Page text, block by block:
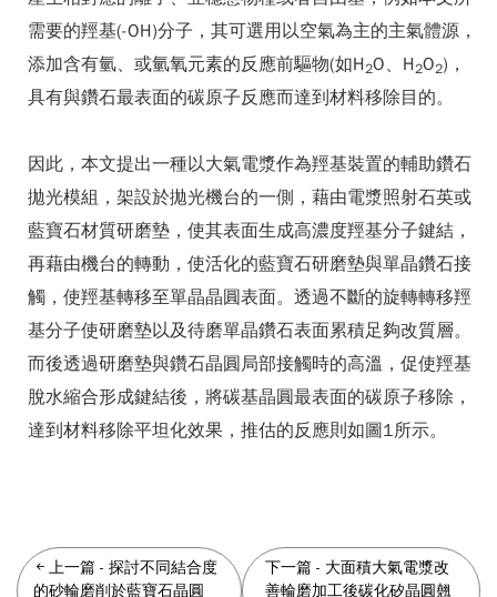
需要的羥基(-OH)分子，其可選用以空氣為主的主氣體源，
添加含有氫、或氫氧元素的反應前驅物(如H2O、H2O2)，
具有與鑽石最表面的碳原子反應而達到材料移除目的。
因此，本文提出一種以大氣電漿作為羥基裝置的輔助鑽石
拋光模組，架設於拋光機台的一側，藉由電漿照射石英或
藍寶石材質研磨墊，使其表面生成高濃度羥基分子鍵結，
再藉由機台的轉動，使活化的藍寶石研磨墊與單晶鑽石接
觸，使羥基轉移至單晶晶圓表面。透過不斷的旋轉轉移羥
基分子使研磨墊以及待磨單晶鑽石表面累積足夠改質層。
而後透過研磨墊與鑽石晶圓局部接觸時的高溫，促使羥基
脫水縮合形成鍵結後，將碳基晶圓最表面的碳原子移除，
達到材料移除平坦化效果，推估的反應則如圖1所示。
上一篇 - 探討不同結合度
的砂輪磨削於藍寶石晶圓
下一篇 - 大面積大氣電漿改
善輪磨加工後碳化矽晶圓翹